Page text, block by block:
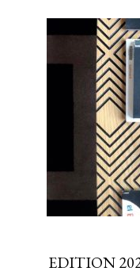
EDITION